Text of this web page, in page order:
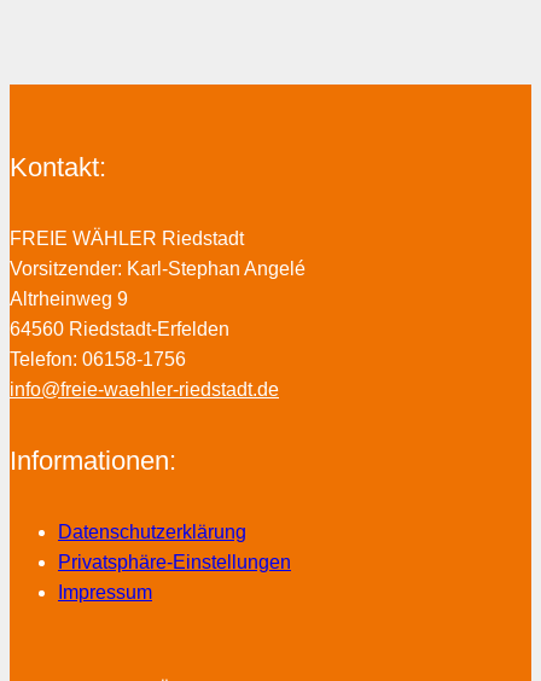
Kontakt:
FREIE WÄHLER Riedstadt
Vorsitzender: Karl-Stephan Angelé
Altrheinweg 9
64560 Riedstadt-Erfelden
Telefon: 06158-1756
info@freie-waehler-riedstadt.de
Informationen:
Datenschutzerklärung
Privatsphäre-Einstellungen
Impressum